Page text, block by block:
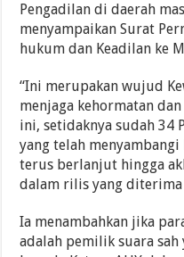
Pengadilan di daerah
menyampaikan Surat
hukum dan Keadilan ke
“Ini merupakan wujud
menjaga kehormatan
ini, setidaknya sudah 34
yang telah
terus berlanjut hingga
dalam rilis yang diterima
Ia menambahkan jika
adalah pemilik suara